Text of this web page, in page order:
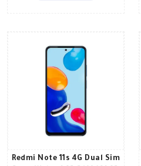
Redmi Note 11s 4G Dual Sim